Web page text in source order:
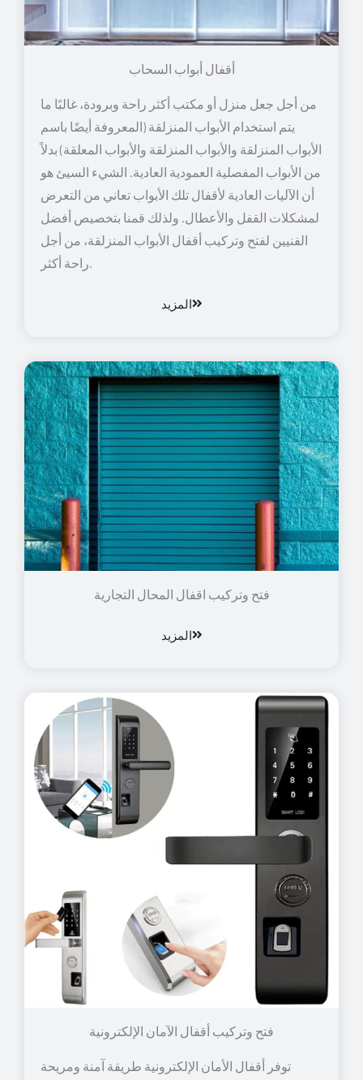
أقفال أبواب السحاب
من أجل جعل منزل أو مكتب أكثر راحة وبرودة، غالبًا ما
يتم استخدام الأبواب المنزلقة (المعروفة أيضًا باسم
الأبواب المنزلقة والأبواب المنزلقة والأبواب المعلقة) بدلاً
من الأبواب المفصلية العمودية العادية. الشيء السيئ هو
أن الآليات العادية لأقفال تلك الأبواب تعاني من التعرض
لمشكلات القفل والأعطال. ولذلك قمنا بتخصيص أفضل
الفنيين لفتح وتركيب أقفال الأبواب المنزلقة، من أجل
راحة أكثر.
المزيد
فتح وتركيب اقفال المحال التجارية
المزيد
توفر أقفال الأمان الإلكترونية طريقة آمنة ومريحة